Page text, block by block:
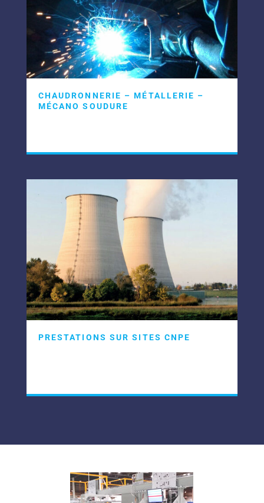
CHAUDRONNERIE – MÉTALLERIE –
MÉCANO SOUDURE
PRESTATIONS SUR SITES CNPE